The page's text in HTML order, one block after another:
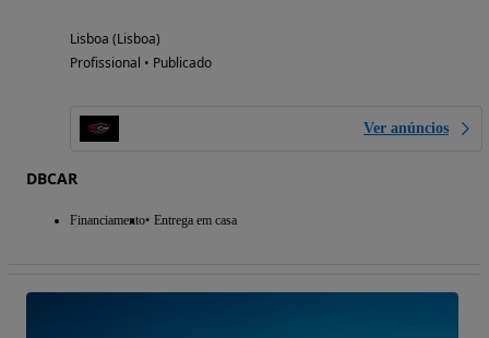
Lisboa (Lisboa)
Profissional • Publicado
Ver anúncios
DBCAR
Financiamento Entrega em casa